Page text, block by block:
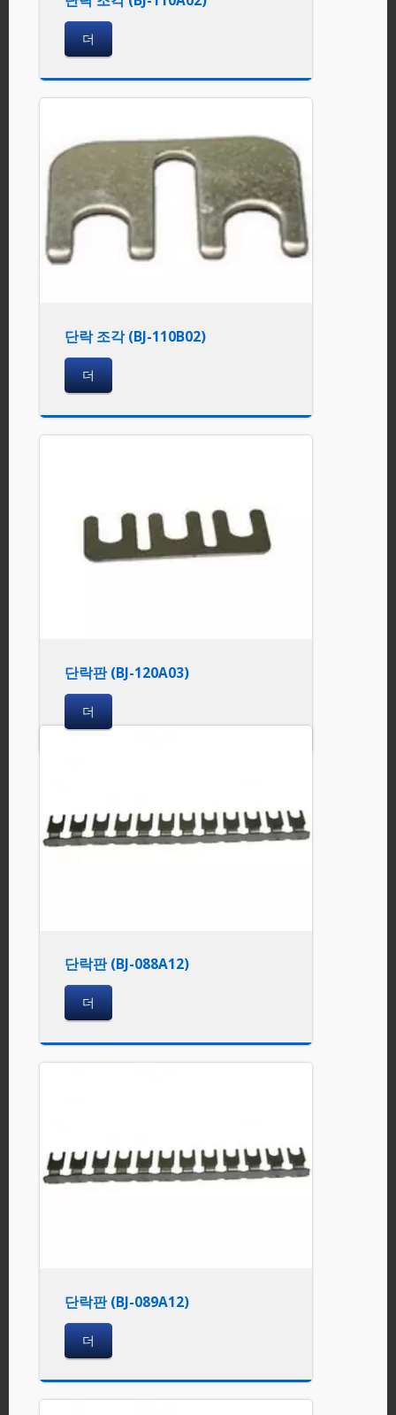
더
단락 조각 (BJ-110B02)
더
단락판 (BJ-120A03)
더
단락판 (BJ-088A12)
더
단락판 (BJ-089A12)
더